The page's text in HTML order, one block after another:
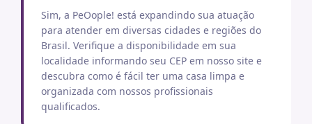
Sim, a PeOople! está expandindo sua atuação
para atender em diversas cidades e regiões do
Brasil. Verifique a disponibilidade em sua
localidade informando seu CEP em nosso site e
descubra como é fácil ter uma casa limpa e
organizada com nossos profissionais
qualificados.